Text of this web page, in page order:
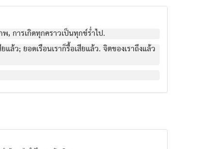
, การเกิดทุกคราวเป็นทุกข์ร่ำไป.
ล้ว; ยอดเรือนเราก็รื้อเสียแล้ว. จิตของเราถึงแล้ว